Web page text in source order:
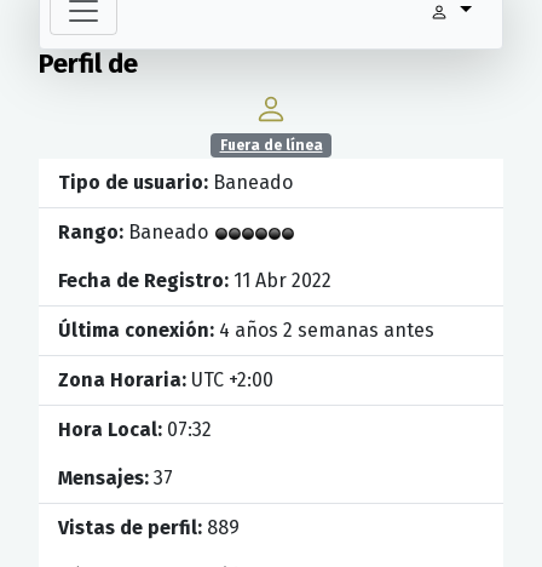
Perfil de
Fuera de línea
Tipo de usuario: Baneado
Rango: Baneado
Fecha de Registro: 11 Abr 2022
Última conexión: 4 años 2 semanas antes
Zona Horaria: UTC +2:00
Hora Local: 07:32
Mensajes: 37
Vistas de perfil: 889